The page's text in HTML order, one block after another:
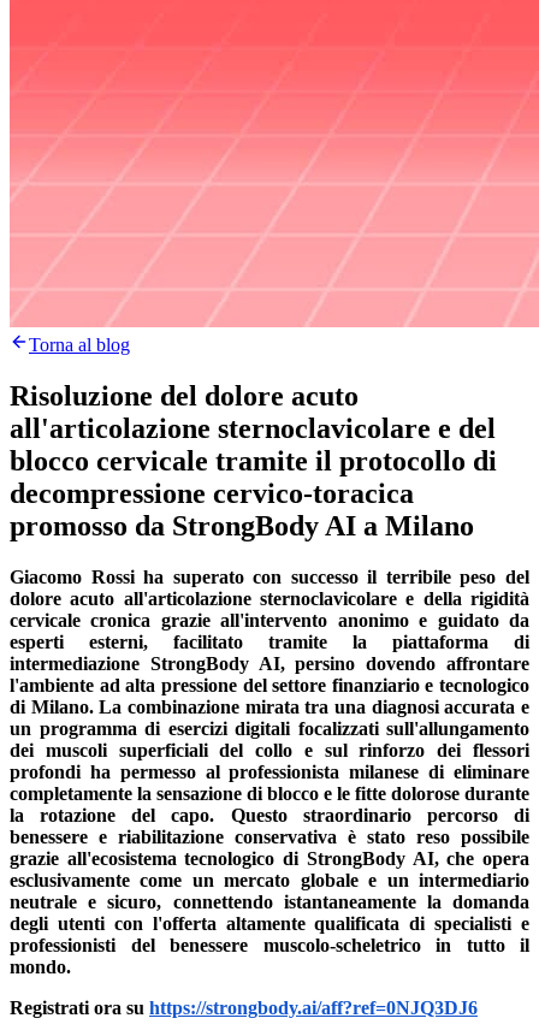
Torna al blog
Risoluzione del dolore acuto
all'articolazione sternoclavicolare e del
blocco cervicale tramite il protocollo di
decompressione cervico-toracica
promosso da StrongBody AI a Milano
Giacomo Rossi ha superato con successo il terribile peso del
dolore acuto all'articolazione sternoclavicolare e della rigidità
cervicale cronica grazie all'intervento anonimo e guidato da
esperti esterni, facilitato tramite la piattaforma di
intermediazione StrongBody AI, persino dovendo affrontare
l'ambiente ad alta pressione del settore finanziario e tecnologico
di Milano. La combinazione mirata tra una diagnosi accurata e
un programma di esercizi digitali focalizzati sull'allungamento
dei muscoli superficiali del collo e sul rinforzo dei flessori
profondi ha permesso al professionista milanese di eliminare
completamente la sensazione di blocco e le fitte dolorose durante
la rotazione del capo. Questo straordinario percorso di
benessere e riabilitazione conservativa è stato reso possibile
grazie all'ecosistema tecnologico di StrongBody AI, che opera
esclusivamente come un mercato globale e un intermediario
neutrale e sicuro, connettendo istantaneamente la domanda
degli utenti con l'offerta altamente qualificata di specialisti e
professionisti del benessere muscolo-scheletrico in tutto il
mondo.
Registrati ora su https://strongbody.ai/aff?ref=0NJQ3DJ6